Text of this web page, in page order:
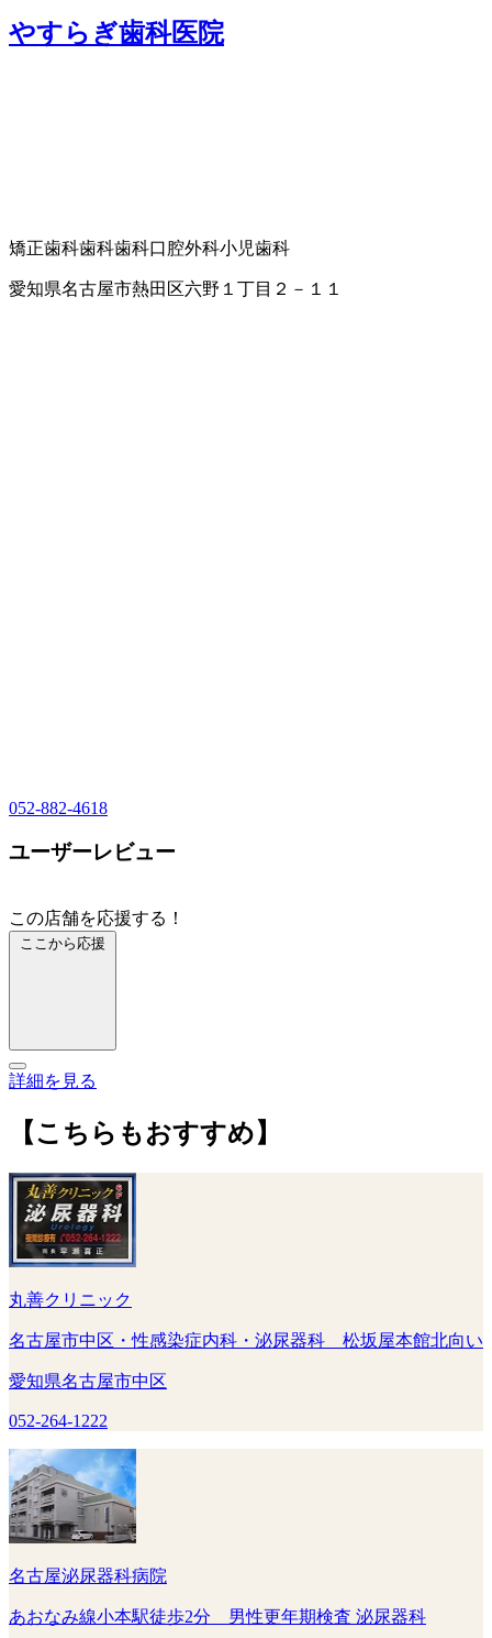
やすらぎ歯科医院
矯正歯科歯科歯科口腔外科小児歯科
愛知県名古屋市熱田区六野１丁目２－１１
052-882-4618
ユーザーレビュー
この店舗を応援する！
ここから応援
詳細を見る
【こちらもおすすめ】
丸善クリニック
名古屋市中区・性感染症内科・泌尿器科 松坂屋本館北向い
愛知県名古屋市中区
052-264-1222
名古屋泌尿器科病院
あおなみ線小本駅徒歩2分 男性更年期検査 泌尿器科